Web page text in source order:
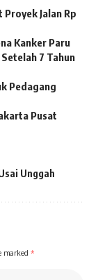
Jalan Rp
Kanker Paru
7 Tahun
Pedagang
Pusat
Unggah
marked *